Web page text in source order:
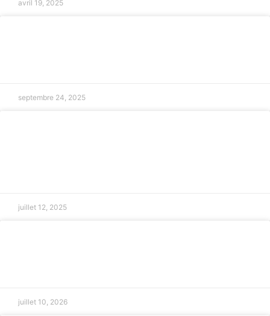
avril 19, 2025
septembre 24, 2025
juillet 12, 2025
juillet 10, 2026